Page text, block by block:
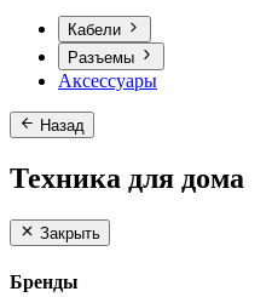
Кабели
Разъемы
Аксессуары
Назад
Техника для дома
Закрыть
Бренды